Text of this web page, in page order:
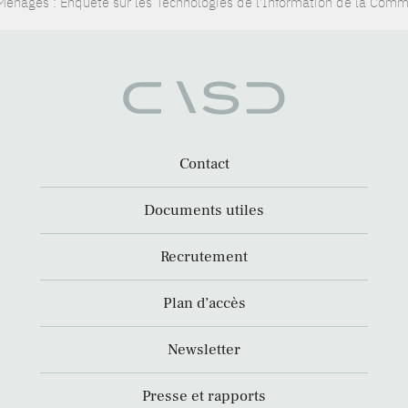
Contact
Documents utiles
Recrutement
Plan d’accès
Newsletter
Presse et rapports